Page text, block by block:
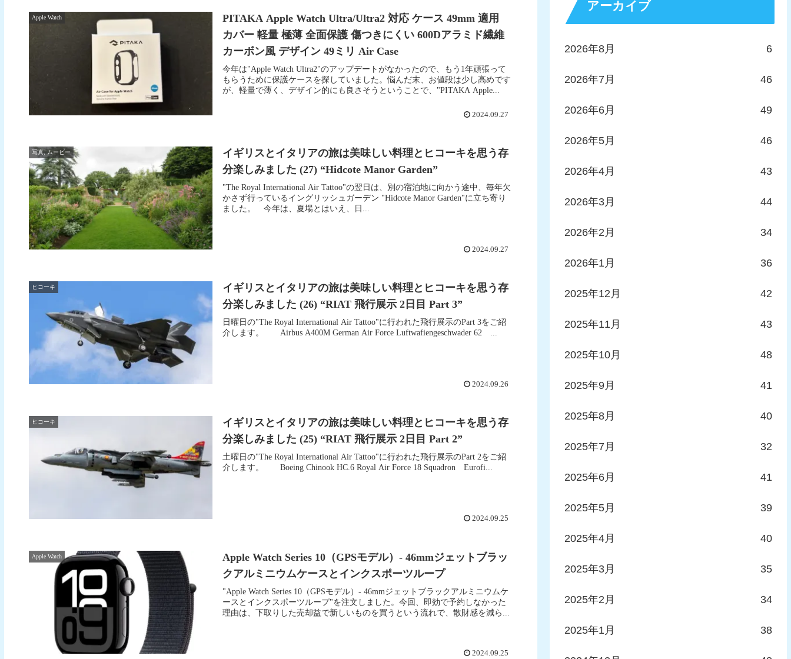
Apple Watch
PITAKA Apple Watch Ultra/Ultra2 対応 ケース 49mm 適用
カバー 軽量 極薄 全面保護 傷つきにくい 600Dアラミド繊維
カーボン風 デザイン 49ミリ Air Case
今年は"Apple Watch Ultra2"のアップデートがなかったので、もう1年頑張って
もらうために保護ケースを探していました。悩んだ末、お値段は少し高めです
が、軽量で薄く、デザイン的にも良さそうということで、"PITAKA Apple...
2024.09.27
写真, ムービー
イギリスとイタリアの旅は美味しい料理とヒコーキを思う存
分楽しみました (27) “Hidcote Manor Garden”
"The Royal International Air Tattoo"の翌日は、別の宿泊地に向かう途中、毎年欠
かさず行っているイングリッシュガーデン "Hidcote Manor Garden"に立ち寄り
ました。 今年は、夏場とはいえ、日...
2024.09.27
ヒコーキ
イギリスとイタリアの旅は美味しい料理とヒコーキを思う存
分楽しみました (26) “RIAT 飛行展示 2日目 Part 3”
日曜日の"The Royal International Air Tattoo"に行われた飛行展示のPart 3をご紹
介します。 Airbus A400M German Air Force Luftwafiengeschwader 62 ...
2024.09.26
ヒコーキ
イギリスとイタリアの旅は美味しい料理とヒコーキを思う存
分楽しみました (25) “RIAT 飛行展示 2日目 Part 2”
土曜日の"The Royal International Air Tattoo"に行われた飛行展示のPart 2をご紹
介します。 Boeing Chinook HC.6 Royal Air Force 18 Squadron Eurofi...
2024.09.25
Apple Watch
Apple Watch Series 10（GPSモデル）- 46mmジェットブラッ
クアルミニウムケースとインクスポーツループ
"Apple Watch Series 10（GPSモデル）- 46mmジェットブラックアルミニウムケ
ースとインクスポーツループ"を注文しました。今回、即効で予約しなかった
理由は、下取りした売却益で新しいものを買うという流れで、散財感を減ら...
2024.09.25
アーカイブ
2026年8月 6
2026年7月 46
2026年6月 49
2026年5月 46
2026年4月 43
2026年3月 44
2026年2月 34
2026年1月 36
2025年12月 42
2025年11月 43
2025年10月 48
2025年9月 41
2025年8月 40
2025年7月 32
2025年6月 41
2025年5月 39
2025年4月 40
2025年3月 35
2025年2月 34
2025年1月 38